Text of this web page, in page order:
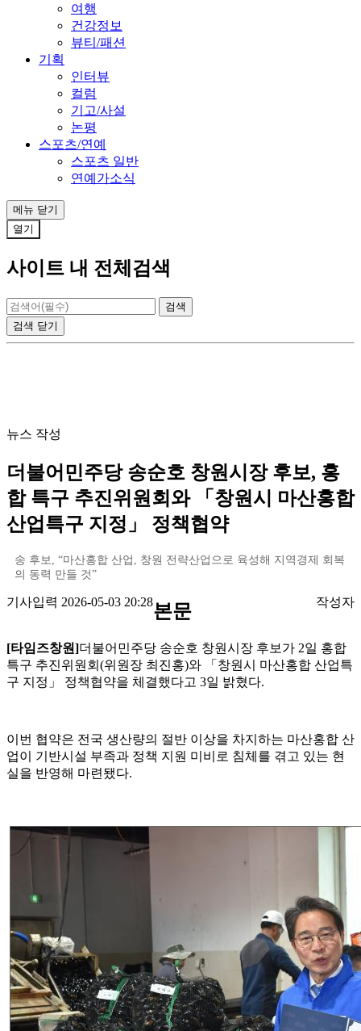
여행
건강정보
뷰티/패션
기획
인터뷰
컬럼
기고/사설
논평
스포츠/연예
스포츠 일반
연예가소식
메뉴 닫기
열기
사이트 내 전체검색
검색 닫기
뉴스 작성
더불어민주당 송순호 창원시장 후보, 홍
합 특구 추진위원회와 「창원시 마산홍합
산업특구 지정」 정책협약
송 후보, “마산홍합 산업, 창원 전략산업으로 육성해 지역경제 회복
의 동력 만들 것”
기사입력 2026-05-03 20:28 작성자
본문
[타임즈창원]더불어민주당 송순호 창원시장 후보가 2일 홍합
특구 추진위원회(위원장 최진홍)와 「창원시 마산홍합 산업특
구 지정」 정책협약을 체결했다고 3일 밝혔다.
이번 협약은 전국 생산량의 절반 이상을 차지하는 마산홍합 산
업이 기반시설 부족과 정책 지원 미비로 침체를 겪고 있는 현
실을 반영해 마련됐다.